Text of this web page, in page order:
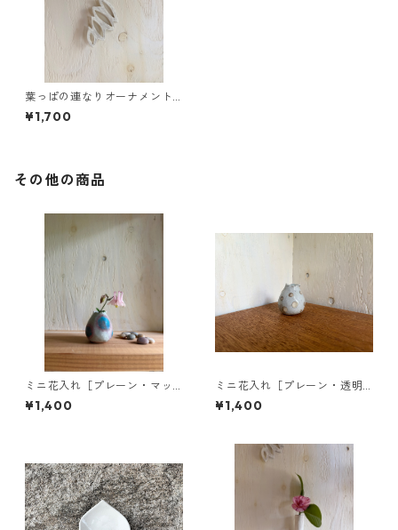
葉っぱの連なりオーナメント
①
¥1,700
その他の商品
ミニ花入れ［プレーン・マッ
ト釉に青紫のドット］
¥1,400
ミニ花入れ［プレーン・透明
釉に白いドット］
¥1,400